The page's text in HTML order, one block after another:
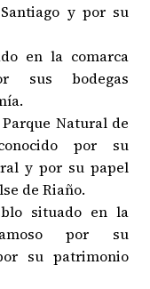
y por su
en la comarca
sus bodegas
Natural de
por su
y por su papel
de Riaño.
situado en la
por su
su patrimonio